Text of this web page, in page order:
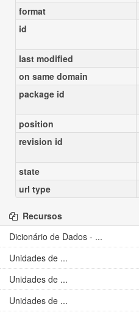
format
id
last modified
on same domain
package id
position
revision id
state
url type
Recursos
Dicionário de Dados - ...
Unidades de ...
Unidades de ...
Unidades de ...